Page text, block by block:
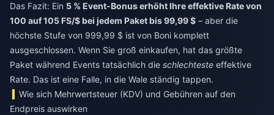
Das Fazit: Ein 5 % Event-Bonus erhöht Ihre effektive Rate von
100 auf 105 FS/$ bei jedem Paket bis 99,99 $ – aber die
höchste Stufe von 999,99 $ ist von Boni komplett
ausgeschlossen. Wenn Sie groß einkaufen, hat das größte
Paket während Events tatsächlich die schlechteste effektive
Rate. Das ist eine Falle, in die Wale ständig tappen.
Wie sich Mehrwertsteuer (KDV) und Gebühren auf den
Endpreis auswirken